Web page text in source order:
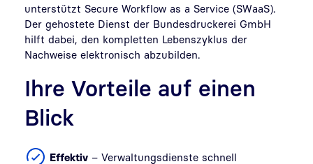
unterstützt Secure Workflow as a Service (SWaaS).
Der gehostete Dienst der Bundesdruckerei GmbH
hilft dabei, den kompletten Lebenszyklus der
Nachweise elektronisch abzubilden.
Ihre Vorteile auf einen
Blick
Effektiv – Verwaltungsdienste schnell